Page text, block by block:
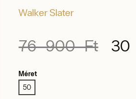
Walker Slater
76 900 Ft
Méret
50